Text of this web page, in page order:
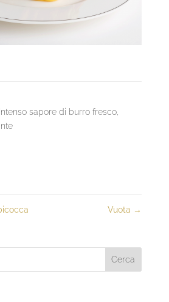
Intenso sapore di burro fresco,
Vuota →